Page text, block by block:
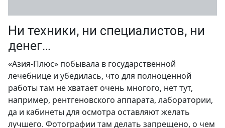
Ни техники, ни специалистов, ни
денег…
«Азия-Плюс» побывала в государственной
лечебнице и убедилась, что для полноценной
работы там не хватает очень многого, нет тут,
например, рентгеновского аппарата, лаборатории,
да и кабинеты для осмотра оставляют желать
лучшего. Фотографии там делать запрещено, о чем